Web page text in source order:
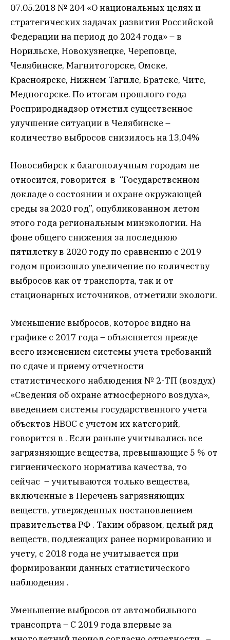
07.05.2018 № 204 «О национальных целях и
стратегических задачах развития Российской
Федерации на период до 2024 года» – в
Норильске, Новокузнецке, Череповце,
Челябинске, Магнитогорске, Омске,
Красноярске, Нижнем Тагиле, Братске, Чите,
Медногорске. По итогам прошлого года
Росприроднадзор отметил существенное
улучшение ситуации в Челябинске –
количество выбросов снизилось на 13,04%
Новосибирск к благополучным городам не
относится, говорится в “Государственном
докладе о состоянии и охране окружающей
среды за 2020 год”, опубликованном летом
этого года региональным минэкологии. На
фоне общего снижения за последнюю
пятилетку в 2020 году по сравнению с 2019
годом произошло увеличение по количеству
выбросов как от транспорта, так и от
стационарных источников, отметили экологи.
Уменьшение выбросов, которое видно на
графике с 2017 года – объясняется прежде
всего изменением системы учета требований
по сдаче и приему отчетности
статистического наблюдения № 2-ТП (воздух)
«Сведения об охране атмосферного воздуха»,
введением системы государственного учета
объектов НВОС с учетом их категорий,
говорится в . Если раньше учитывались все
загрязняющие вещества, превышающие 5 % от
гигиенического норматива качества, то
сейчас – учитываются только вещества,
включенные в Перечень загрязняющих
веществ, утвержденных постановлением
правительства РФ . Таким образом, целый ряд
веществ, подлежащих ранее нормированию и
учету, с 2018 года не учитывается при
формировании данных статистического
наблюдения .
Уменьшение выбросов от автомобильного
трансопрта – C 2019 года впервые за